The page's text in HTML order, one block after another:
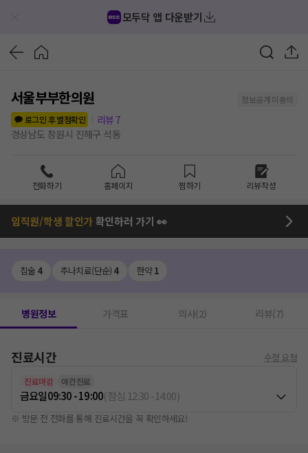
모두닥 앱 다운받기
서울부부한의원
정보공개 미동의
로그인 후 별점확인
리뷰 7
경상남도 창원시 진해구 석동
전화하기 홈페이지 찜하기 리뷰작성
임직원/학생 할인가확인하러 가기 👀
침술 4 추나치료(단순) 4 한약1
병원정보 가격표 의사(2) 리뷰(7)
진료시간 수정 요청
진료마감 야간진료
금요일09:30 - 19:00(점심 12:30-14:00)
※ 방문 전 전화를 통해 진료시간을 꼭 확인하세요!